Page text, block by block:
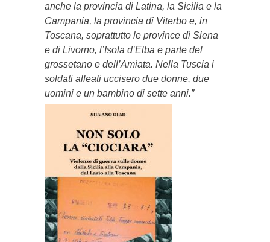
anche la provincia di Latina, la Sicilia e la
Campania, la provincia di Viterbo e, in
Toscana, soprattutto le province di Siena
e di Livorno, l’Isola d’Elba e parte del
grossetano e dell’Amiata. Nella Tuscia i
soldati alleati uccisero due donne, due
uomini e un bambino di sette anni.”